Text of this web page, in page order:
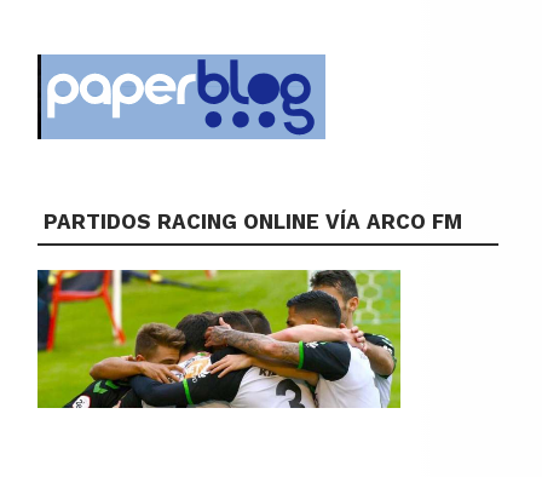
PARTIDOS RACING ONLINE VÍA ARCO FM